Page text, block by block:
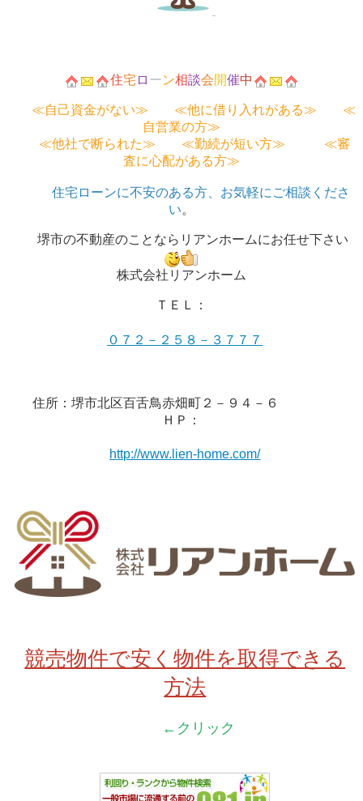
住宅 ロ ーン相談会開催中
≪自己資金がない≫ ≪他に借り入れがある≫ ≪
自営業の方≫
≪他社で断られた≫ ≪勤続が短い方≫ ≪審
査に心配がある方≫
住宅ローンに不安のある方、お気軽にご相談くださ
い。
堺市の不動産のことならリアンホームにお任せ下さい
株式会社リアンホーム
ＴＥＬ：
０７２－２５８－３７７７
住所：堺市北区百舌鳥赤畑町２－９４－６
ＨＰ：
http://www.lien-home.com/
競売物件で安く物件を取得できる
方法
←クリック